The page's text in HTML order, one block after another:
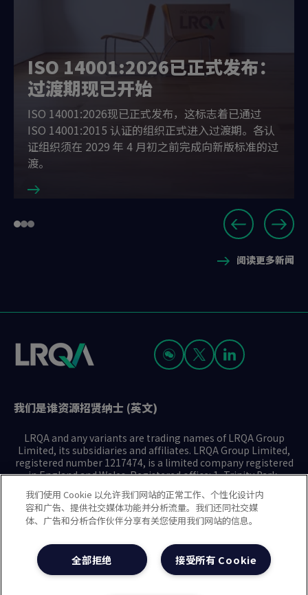
ISO 14001:2026已正式发布：
过渡期现已开始
ISO 14001:2026现已正式发布，这标志着已通过
ISO 14001:2015 认证的组织正式进入过渡期。各认
证组织须在 2029 年 4 月初之前完成向新版标准的过
渡。
Slide
GoGo
Go
阅读更多新闻
我们是谁资源招贤纳士 (英文)
LRQA and any variants are trading names of LRQA Group
Limited, its subsidiaries and affiliates. LRQA Group Limited,
registered number 1217474, is a limited company registered
in England and Wales. Registered office: 1, Trinity Park,
Bickenhill Lane, Birmingham B37 7ES. © 2025 LRQA Group
Limited.
治理方针(英文)沪ICP备2023029947号-1
我们使用 Cookie 以允许我们网站的正常工作、个性化设计内
容和广告、提供社交媒体功能并分析流量。我们还同社交媒
体、广告和分析合作伙伴分享有关您使用我们网站的信息。
接受所有 Cookie
全部拒绝